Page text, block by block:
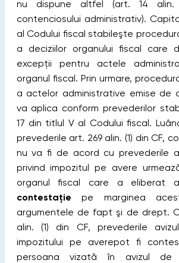
nu dispune altfel (art. 14 alin.
contenciosului administrativ).
al Codului fiscal stabileşte
a deciziilor organului fiscal care
excepţii pentru actele
organul fiscal. Prin urmare,
a actelor administrative emise de
va aplica conform prevederilor
17 din titlul V al Codului fiscal.
prevederile art. 269 alin. (1) din CF,
nu va fi de acord cu prevederile
privind impozitul pe avere
organul fiscal care a eliberat
contestaţie pe marginea
argumentele de fapt şi de drept.
alin. (1) din CF, prevederile
impozitului pe averepot fi
persoana vizată în avizul